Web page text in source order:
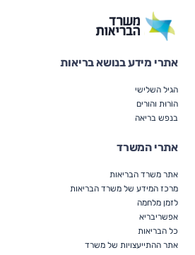
אתרי מידע בנושא בריאות
הגיל השלישי
הוֹרוּת והורים
בנפש בריאה
אתרי המשרד
אתר משרד הבריאות
מרכז המידע של משרד הבריאות
לזמן מלחמה
אפשריבריא
כל הבריאות
אתר ההתייעצויות של משרד